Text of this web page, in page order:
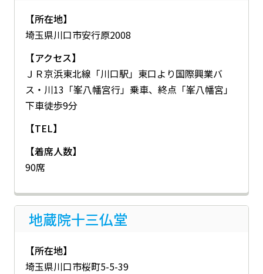
【所在地】
埼玉県川口市安行原2008
【アクセス】
ＪＲ京浜東北線「川口駅」東口より国際興業バ
ス・川13「峯八幡宮行」乗車、終点「峯八幡宮」
下車徒歩9分
【TEL】
【着席人数】
90席
地蔵院十三仏堂
【所在地】
埼玉県川口市桜町5-5-39